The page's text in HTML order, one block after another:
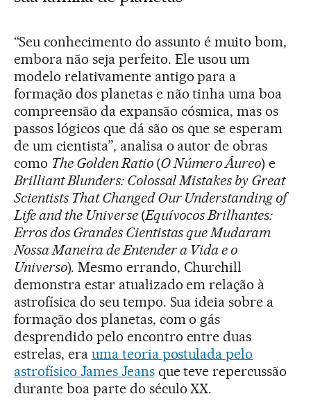
“Seu conhecimento do assunto é muito bom,
embora não seja perfeito. Ele usou um
modelo relativamente antigo para a
formação dos planetas e não tinha uma boa
compreensão da expansão cósmica, mas os
passos lógicos que dá são os que se esperam
de um cientista”, analisa o autor de obras
como The Golden Ratio (O NúmeroÁureo) e
Brilliant Blunders: Colossal Mistakes by Great
Scientists That Changed Our Understanding of
Life and the Universe (Equívocos Brilhantes:
Erros dos Grandes Cientistas que Mudaram
Nossa Maneira de Entender a Vida e o
Universo). Mesmo errando, Churchill
demonstra estar atualizado em relação à
astrofísica do seu tempo. Sua ideia sobre a
formação dos planetas, com o gás
desprendido pelo encontro entre duas
estrelas, era uma teoria postulada pelo
astrofísico James Jeansque teve repercussão
durante boa parte do século XX.